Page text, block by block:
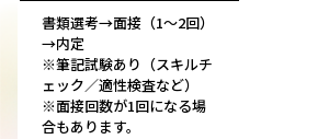
書類選考→面接（1～2回）
→内定
※筆記試験あり（スキルチ
ェック／適性検査など）
※面接回数が1回になる場
合もあります。